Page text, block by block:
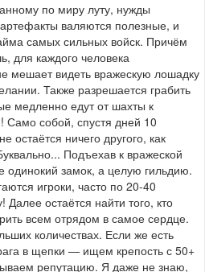
по миру луту, нужды
валяются полезные, и
самых сильных войск. Причём
для каждого человека
мешает видеть вражескую лошадку
Также разрешается грабить
медленно едут от шахты к
Само собой, спустя дней 10
остаётся ничего другого, как
Подъехав к вражеской
одинокий замок, а целую гильдию.
игроки, часто по 20-40
остаётся найти того, кто
всем отрядом в самое сердце.
количествах. Если же есть
в щепки — ищем крепость с 50+
репутацию. Я даже не знаю,